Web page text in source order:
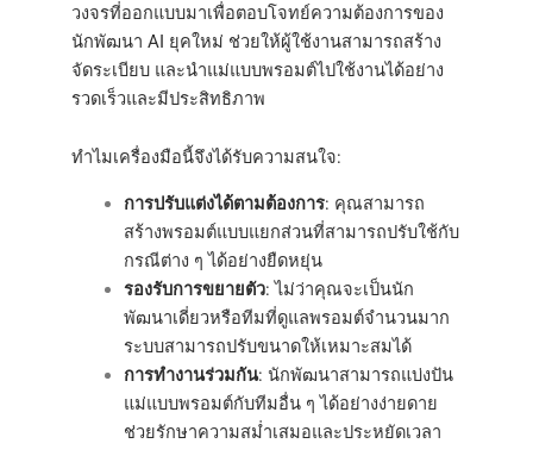
วงจรที่ออกแบบมาเพื่อตอบโจทย์ความต้องการของ
นักพัฒนา AI ยุคใหม่ ช่วยให้ผู้ใช้งานสามารถสร้าง
จัดระเบียบ และนำแม่แบบพรอมต์ไปใช้งานได้อย่าง
รวดเร็วและมีประสิทธิภาพ
ทำไมเครื่องมือนี้จึงได้รับความสนใจ:
การปรับแต่งได้ตามต้องการ: คุณสามารถ
สร้างพรอมต์แบบแยกส่วนที่สามารถปรับใช้กับ
กรณีต่าง ๆ ได้อย่างยืดหยุ่น
รองรับการขยายตัว: ไม่ว่าคุณจะเป็นนัก
พัฒนาเดี่ยวหรือทีมที่ดูแลพรอมต์จำนวนมาก
ระบบสามารถปรับขนาดให้เหมาะสมได้
การทำงานร่วมกัน: นักพัฒนาสามารถแบ่งปัน
แม่แบบพรอมต์กับทีมอื่น ๆ ได้อย่างง่ายดาย
ช่วยรักษาความสม่ำเสมอและประหยัดเวลา